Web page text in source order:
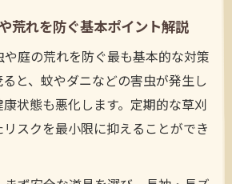
後の草を再利用するアイデアと
草刈りの裏技を伝授
用を節約できる庭管理の工夫と裏
荒れを防ぐ基本ポイント解説
庭の荒れを防ぐ最も基本的な対策
と、蚊やダニなどの害虫が発生し
状態も悪化します。定期的な草刈
スクを最小限に抑えることができ